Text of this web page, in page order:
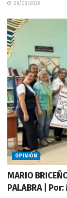
06/08/2026
OPINIÓN
MARIO
PALABRA |